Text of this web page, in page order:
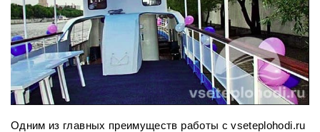
Одним из главных преимуществ работы с vseteplohodi.ru